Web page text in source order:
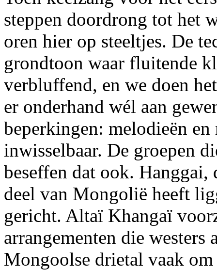
steppen doordrong tot het
oren hier op steeltjes. De
grondtoon waar fluitende
verbluffend, en we doen
er onderhand wél aan
beperkingen: melodieën
inwisselbaar. De groepen
beseffen dat ook.
deel van Mongolië heeft
gericht. Altaï Khangaï
arrangementen die
Mongoolse drietal vaak